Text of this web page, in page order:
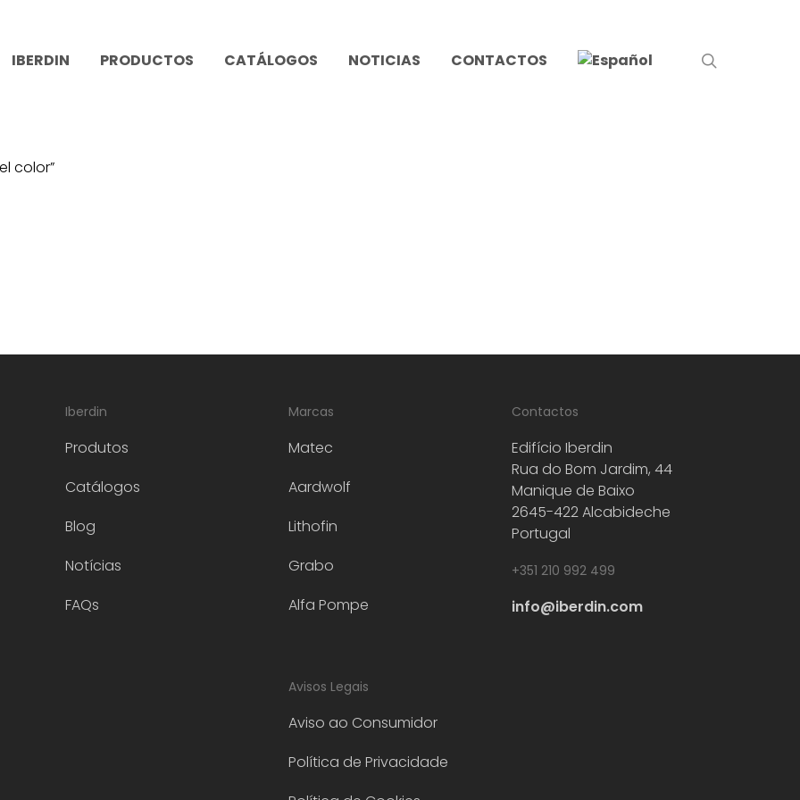
IBERDIN PRODUCTOS CATÁLOGOS NOTICIAS CONTACTOS
color”
Iberdin
Produtos
Catálogos
Blog
Notícias
FAQs
Marcas
Matec
Aardwolf
Lithofin
Grabo
Alfa Pompe
Avisos Legais
Aviso ao Consumidor
Política de Privacidade
Contactos
Edifício Iberdin
Rua do Bom Jardim, 44
Manique de Baixo
2645-422 Alcabideche
Portugal
+351 210 992 499
info@iberdin.com